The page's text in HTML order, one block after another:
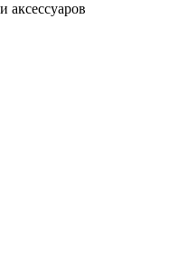
аксессуаров